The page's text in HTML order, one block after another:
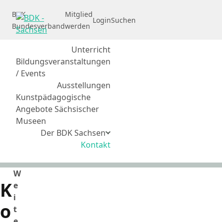
BDK
Bundesverband
Mitglied
werden
LoginSuchen
Unterricht
Bildungsveranstaltungen
/ Events
Ausstellungen
Kunstpädagogische
Angebote Sächsischer
Museen
Der BDK Sachsen
Kooperationspartner
Kontakt
K
o
W
e
i
t